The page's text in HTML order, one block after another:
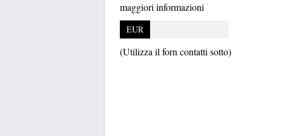
maggiori informazioni
EUR
(Utilizza il forn contatti sotto)